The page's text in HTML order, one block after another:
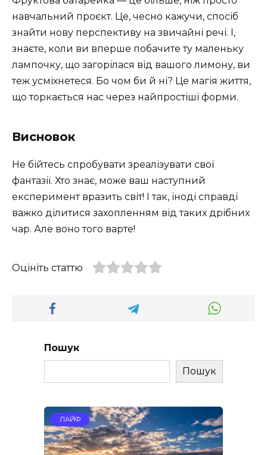
навчальний проєкт. Це, чесно кажучи, спосіб
знайти нову перспективу на звичайні речі. І,
знаєте, коли ви вперше побачите ту маленьку
лампочку, що загорілася від вашого лимону, ви
теж усміхнетеся. Бо чом би й ні? Це магія життя,
що торкається нас через найпростіші форми.
Висновок
Не бійтесь спробувати зреалізувати свої
фантазії. Хто знає, може ваш наступний
експеримент вразить світ! І так, іноді справді
важко ділитися захопленням від таких дрібних
чар. Але воно того варте!
Оцініть статтю
Пошук
Пошук
ЛАЙФ